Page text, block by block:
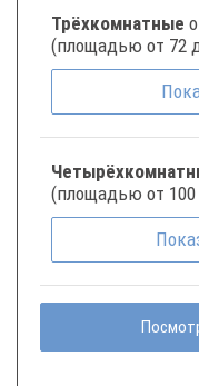
Трёхкомнатные
(площадью от 72
(площадью от